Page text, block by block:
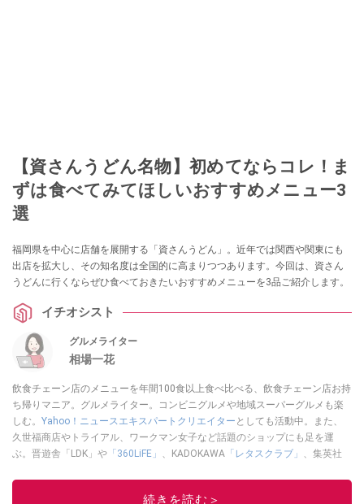
【資さんうどん名物】初めてならコレ！ま
ずは食べてみてほしいおすすめメニュー3
選
福岡県を中心に店舗を展開する「資さんうどん」。近年では関西や関東にも
出店を拡大し、その知名度は全国的に高まりつつあります。今回は、資さん
うどんに行くならぜひ食べておきたいおすすめメニューを3品ご紹介します。
イチオシスト
グルメライター
相場一花
飲食チェーン店のメニューを年間100食以上食べ比べる、飲食チェーン店お持
ち帰りマニア。グルメライター。コンビニグルメや地域スーパーグルメも楽
しむ。 Yahoo！ニュースエキスパートクリエイター としても活動中。また、
久世福商店やトライアル、ワークマン女子など話題のショップにも足を運
ぶ。晋遊舎「LDK」や 「360LiFE」 、KADOKAWA 「レタスクラブ」
、集英社
ルメライター、食の専門家として出演実績あり。
続きを読む＞